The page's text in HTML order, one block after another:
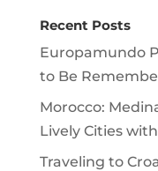
Recent Posts
Europamundo
to Be
Morocco:
Lively Cities
Traveling to